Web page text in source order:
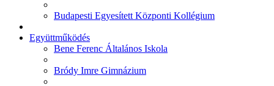
Budapesti Egyesített Központi Kollégium
Együttműködés
Bene Ferenc Általános Iskola
Bródy Imre Gimnázium